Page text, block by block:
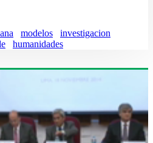
modelos
investigacion
humanidades